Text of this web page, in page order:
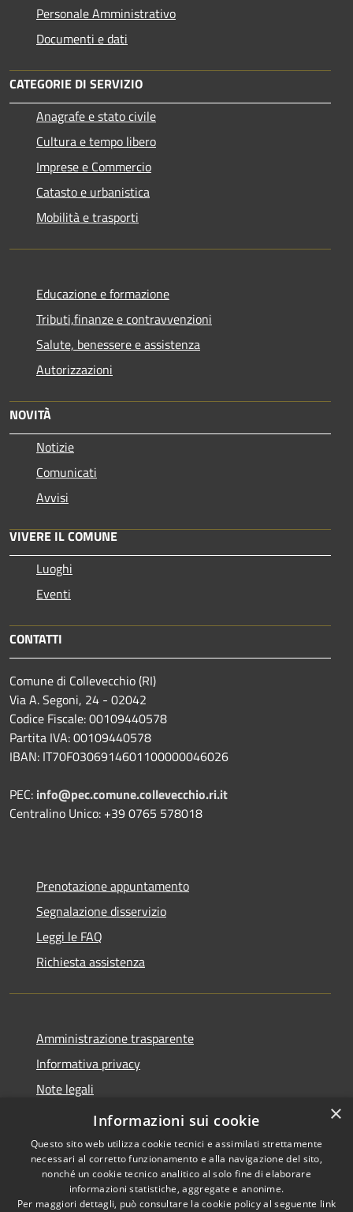
Personale Amministrativo
Documenti e dati
CATEGORIE DI SERVIZIO
Anagrafe e stato civile
Cultura e tempo libero
Imprese e Commercio
Catasto e urbanistica
Mobilità e trasporti
Educazione e formazione
Tributi,finanze e contravvenzioni
Salute, benessere e assistenza
Autorizzazioni
NOVITÀ
Notizie
Comunicati
Avvisi
VIVERE IL COMUNE
Luoghi
Eventi
CONTATTI
Comune di Collevecchio (RI)
Via A. Segoni, 24 - 02042
Codice Fiscale: 00109440578
Partita IVA: 00109440578
IBAN: IT70F0306914601100000046026
PEC: info@pec.comune.collevecchio.ri.it
Centralino Unico: +39 0765 578018
Prenotazione appuntamento
Segnalazione disservizio
Leggi le FAQ
Richiesta assistenza
Amministrazione trasparente
Informativa privacy
Note legali
Dichiarazione di accessibilità
Copyright © 2026 • Comune di
×
Informazioni sui cookie
Questo sito web utilizza cookie tecnici e assimilati strettamente
necessari al corretto funzionamento e alla navigazione del sito,
nonché un cookie tecnico analitico al solo fine di elaborare
informazioni statistiche, aggregate e anonime.
Per maggiori dettagli, può consultare la cookie policy al seguente link